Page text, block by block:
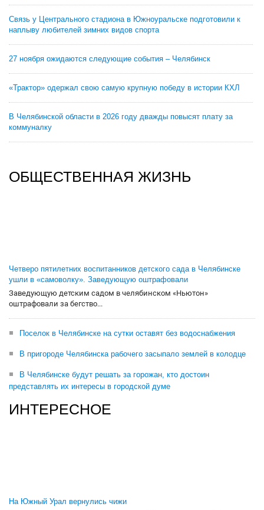
Связь у Центрального стадиона в Южноуральске подготовили к
наплыву любителей зимних видов спорта
27 ноября ожидаются следующие события – Челябинск
«Трактор» одержал свою самую крупную победу в истории КХЛ
В Челябинской области в 2026 году дважды повысят плату за
коммуналку
ОБЩЕСТВЕННАЯ ЖИЗНЬ
Четверо пятилетних воспитанников детского сада в Челябинске
ушли в «самоволку». Заведующую оштрафовали
Заведующую детским садом в челябинском «Ньютон»
оштрафовали за бегство...
Поселок в Челябинске на сутки оставят без водоснабжения
В пригороде Челябинска рабочего засыпало землей в колодце
В Челябинске будут решать за горожан, кто достоин
представлять их интересы в городской думе
ИНТЕРЕСНОЕ
На Южный Урал вернулись чижи